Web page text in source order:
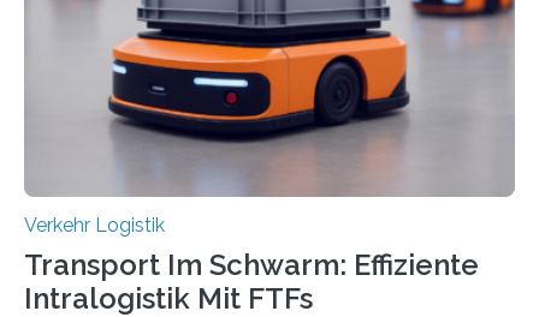
ziehen insgesamt eine positive Bilanz. Gemeinsam mit
Vertreter*innen der Stadt Frankfurt stellten sie am 15.
Mai 2025…
Verkehr Logistik
Transport Im Schwarm: Effiziente
Intralogistik Mit FTFs